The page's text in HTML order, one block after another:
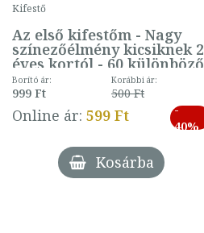
Kifestő
Az első kifestőm - Nagy
színezőélmény kicsiknek 2
éves kortól - 60 különböző
mintával (gombás)
Borító ár:
999 Ft
Korábbi ár:
500 Ft
Online ár: 599 Ft
-
40%
Kosárba